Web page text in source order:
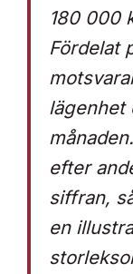
180 000
Fördelat
lägenhet
efter
siffran,
en